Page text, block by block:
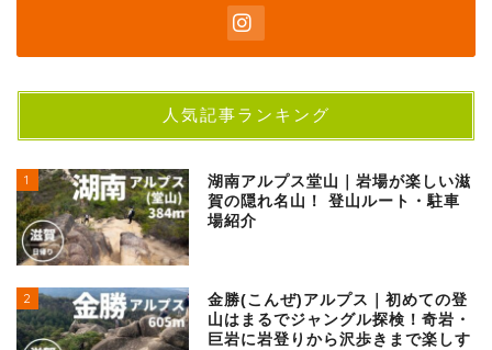
人気記事ランキング
1
湖南アルプス堂山｜岩場が楽しい滋
賀の隠れ名山！ 登山ルート・駐車
場紹介
2
金勝(こんぜ)アルプス｜初めての登
山はまるでジャングル探検！奇岩・
巨岩に岩登りから沢歩きまで楽しす